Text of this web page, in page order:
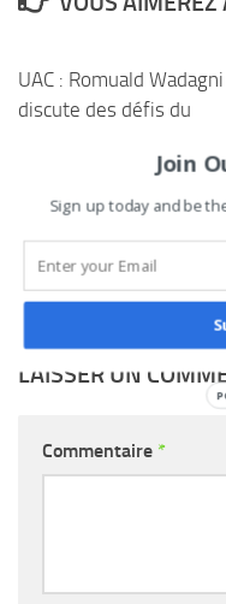
UAC : Romuald Wadagni
discute des défis du
24 MARS 2026
LAISSER UN
Commentaire *
Join
Sign up today and be